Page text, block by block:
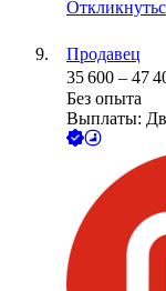
Продавец
35 600 – 47
Без опыта
Выплаты: